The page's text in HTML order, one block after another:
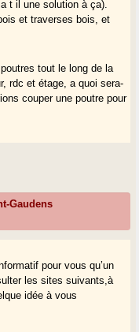
t il une solution à ça).
et traverses bois, et
tout le long de la
rdc et étage, a quoi sera-
couper une poutre pour
Gaudens
pour vous qu’un
les sites suivants,à
idée à vous